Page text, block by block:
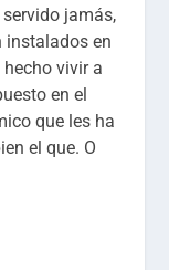
jamás,
instalados en
vivir a
en el
que les ha
el que. O